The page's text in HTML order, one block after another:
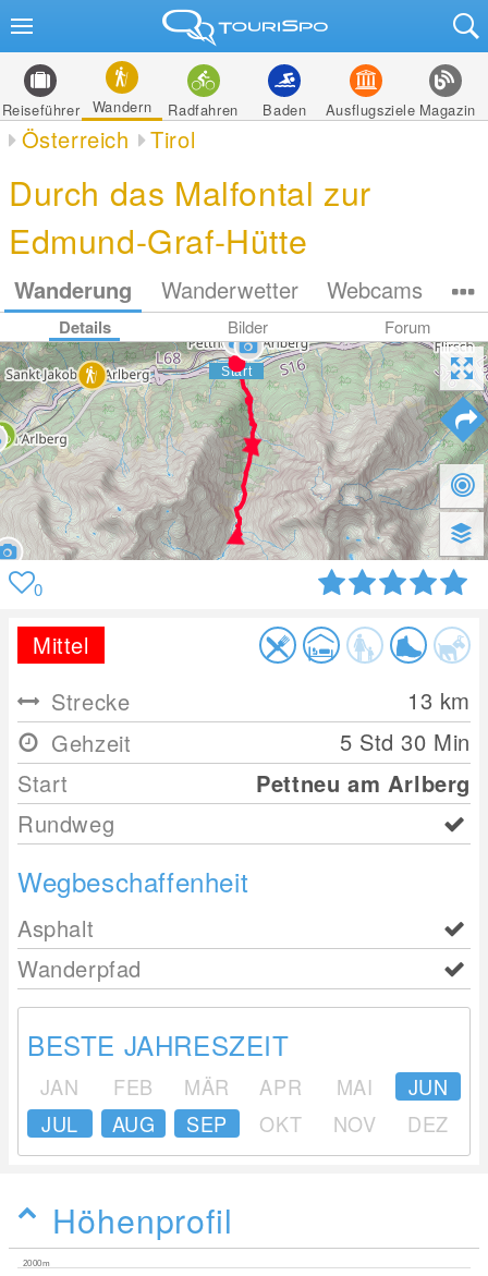
Reiseführer Wandern Radfahren Baden Ausflugsziele Magazin
Österreich Tirol
Durch das Malfontal zur
Edmund-Graf-Hütte
Wanderung Wanderwetter Webcams
Details Bilder Forum
0
Mittel
Strecke
13 km
Gehzeit
5 Std 30 Min
Start
Pettneu am Arlberg
Rundweg
Wegbeschaffenheit
Asphalt
Wanderpfad
BESTE JAHRESZEIT
JAN FEB MÄR APR MAI
JUN
JUL
AUG SEP OKT NOV DEZ
Höhenprofil
2000m